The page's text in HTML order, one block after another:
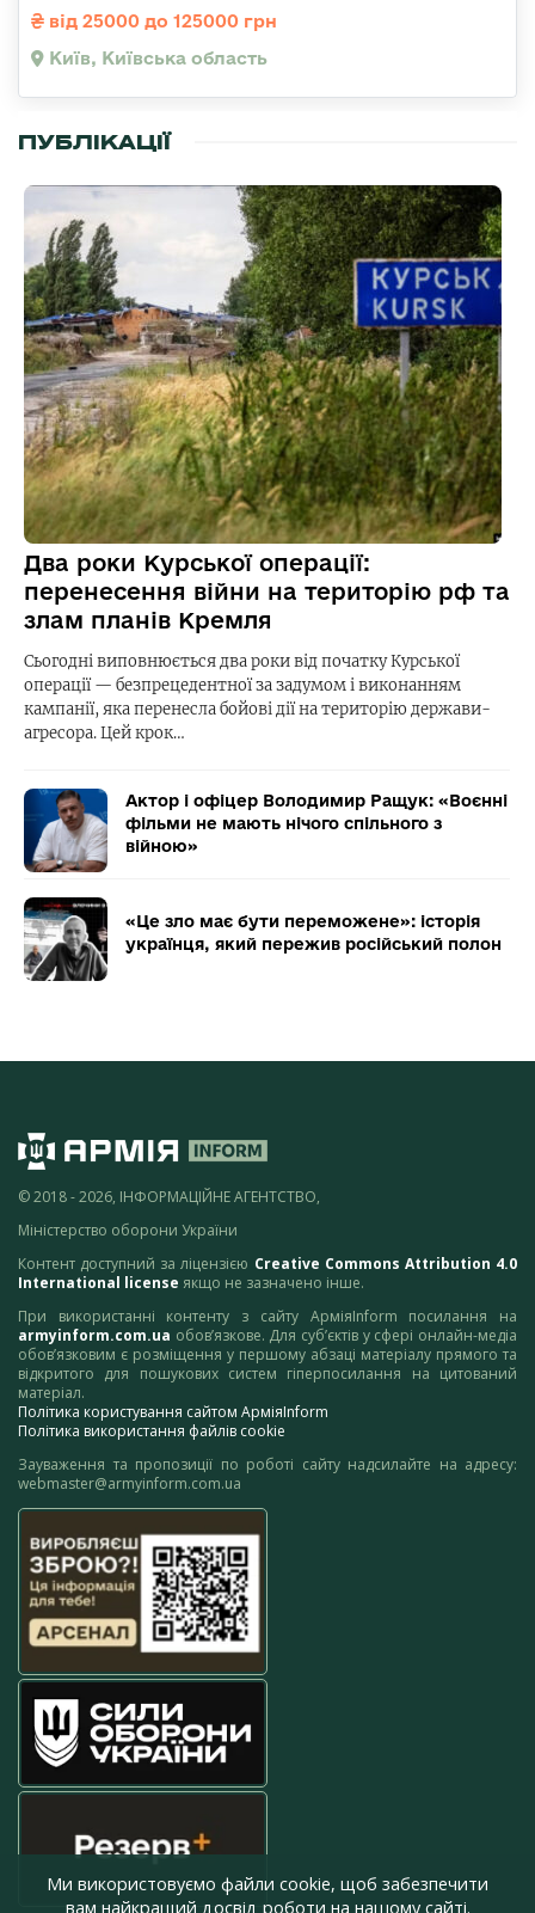
від 25000 до 125000 грн
Київ, Київська область
ПУБЛІКАЦІЇ
Два роки Курської операції:
перенесення війни на територію рф та
злам планів Кремля
Сьогодні виповнюється два роки від початку Курської
операції — безпрецедентної за задумом і виконанням
кампанії, яка перенесла бойові дії на територію держави-
агресора. Цей крок…
Актор і офіцер Володимир Ращук: «Воєнні
фільми не мають нічого спільного з
війною»
«Це зло має бути переможене»: історія
українця, який пережив російський полон
© 2018 - 2026, ІНФОРМАЦІЙНЕ АГЕНТСТВО,
Міністерство оборони України
Контент доступний за ліцензією Creative Commons Attribution 4.0
International license якщо не зазначено інше.
При використанні контенту з сайту АрміяInform посилання на
armyinform.com.ua обов’язкове. Для суб’єктів у сфері онлайн-медіа
обов’язковим є розміщення у першому абзаці матеріалу прямого та
відкритого для пошукових систем гіперпосилання на цитований
матеріал.
Політика користування сайтом АрміяInform
Політика використання файлів cookie
Зауваження та пропозиції по роботі сайту надсилайте на адресу:
webmaster@armyinform.com.ua
Ми використовуємо файли cookie, щоб забезпечити
вам найкращий досвід роботи на нашому сайті.